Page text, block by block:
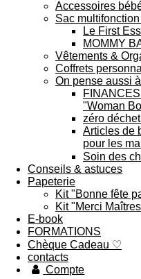
Accessoires
Sac
Le First
MOMMY
Vêtements &
Coffrets
On pense aussi
"Woman
zéro
Articles de
pour les
Soin des
Conseils & astuces
Papeterie
Kit "Bonne fête
Kit "Merci
E-book
FORMATIONS
Chèque Cadeau ♡
contacts
Compte